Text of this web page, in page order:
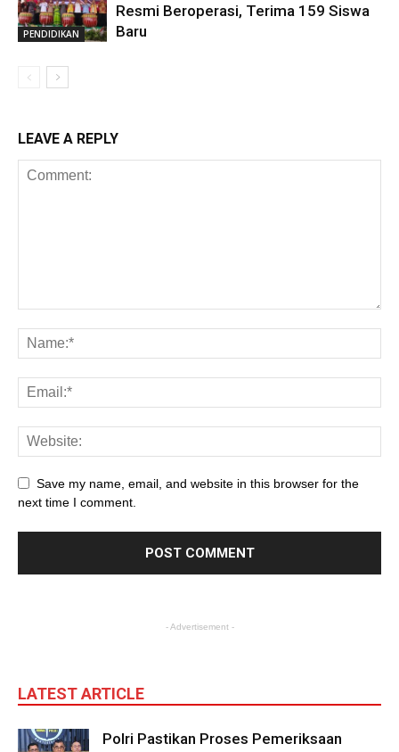
PENDIDIKAN
Resmi Beroperasi, Terima 159 Siswa
Baru
LEAVE A REPLY
Save my name, email, and website in this browser for the
next time I comment.
- Advertisement -
LATEST ARTICLE
Polri Pastikan Proses Pemeriksaan